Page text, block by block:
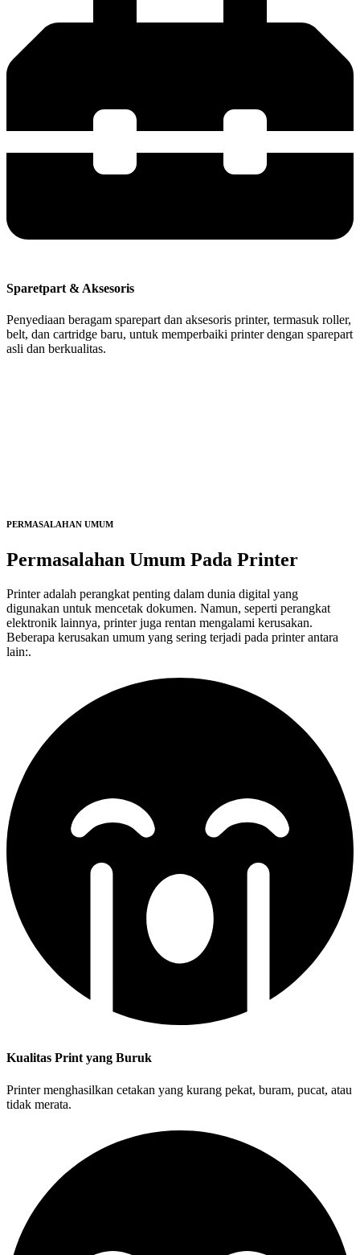
Sparetpart & Aksesoris
Penyediaan beragam sparepart dan aksesoris printer, termasuk roller,
belt, dan cartridge baru, untuk memperbaiki printer dengan sparepart
asli dan berkualitas.
PERMASALAHAN UMUM
Permasalahan Umum Pada Printer
Printer adalah perangkat penting dalam dunia digital yang
digunakan untuk mencetak dokumen. Namun, seperti perangkat
elektronik lainnya, printer juga rentan mengalami kerusakan.
Beberapa kerusakan umum yang sering terjadi pada printer antara
lain:.
Kualitas Print yang Buruk
Printer menghasilkan cetakan yang kurang pekat, buram, pucat, atau
tidak merata.